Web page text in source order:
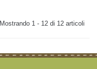
Mostrando 1 - 12 di 12 articoli